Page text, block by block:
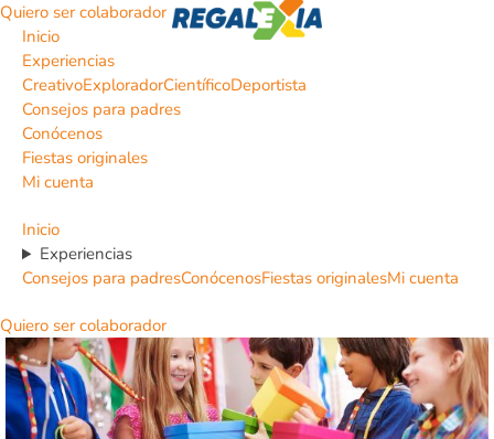
Quiero ser colaborador
Inicio
Experiencias
CreativoExploradorCientíficoDeportista
Consejos para padres
Conócenos
Fiestas originales
Mi cuenta
Inicio
Experiencias
Consejos para padresConócenosFiestas originalesMi cuenta
Quiero ser colaborador